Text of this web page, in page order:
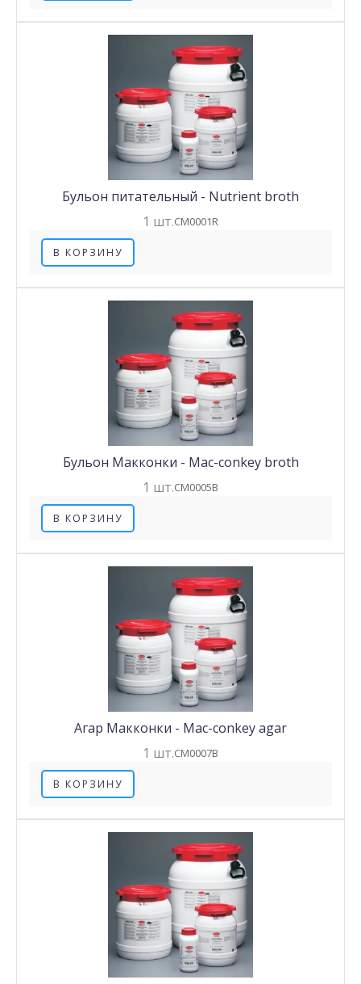
Бульон питательный - Nutrient broth
1 шт.CM0001R
В КОРЗИНУ
Бульон Макконки - Mac-conkey broth
1 шт.CM0005B
В КОРЗИНУ
Агар Макконки - Mac-conkey agar
1 шт.CM0007B
В КОРЗИНУ